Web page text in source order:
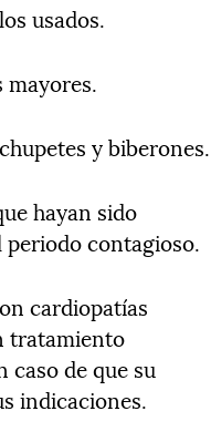
usados.
y biberones.
hayan sido
contagioso.
cardiopatías
tratamiento
caso de que su
indicaciones.